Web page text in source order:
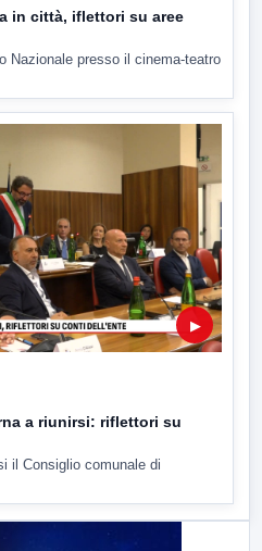
in città, iflettori su aree
Nazionale presso il cinema-teatro
▶
a riunirsi: riflettori su
il Consiglio comunale di